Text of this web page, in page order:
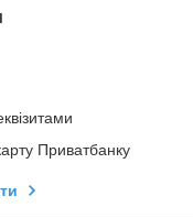
Приватбанку